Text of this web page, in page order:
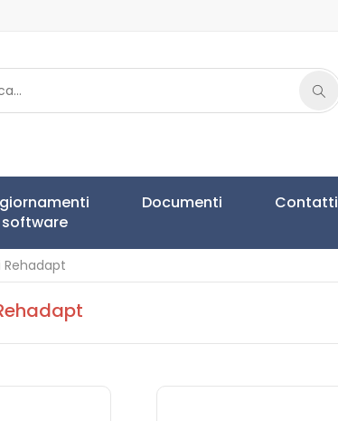
software
Documenti Contatti
Rehadapt